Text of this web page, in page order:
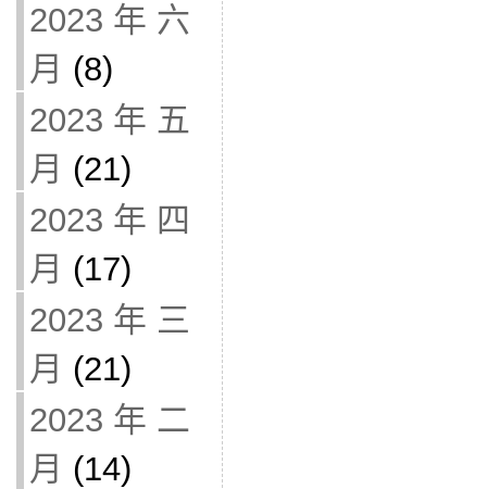
2023 年 六
月 (8)
2023 年 五
月 (21)
2023 年 四
月 (17)
2023 年 三
月 (21)
2023 年 二
月 (14)